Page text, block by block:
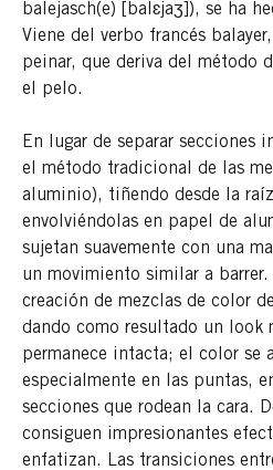
balejasch(e) [balɛjaʒ]), se ha
Viene del verbo francés
peinar, que deriva del método
el pelo.
En lugar de separar secciones
el método tradicional de las
aluminio), tiñendo desde la
envolviéndolas en papel de
sujetan suavemente con una
un movimiento similar a
creación de mezclas de color
dando como resultado un look
permanece intacta; el color se
especialmente en las puntas,
secciones que rodean la cara.
consiguen impresionantes
enfatizan. Las transiciones